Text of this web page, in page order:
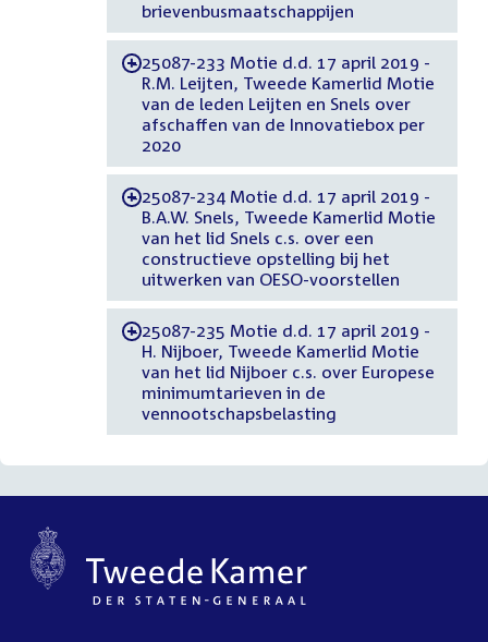
brievenbusmaatschappijen
-25087-233 Motie d.d. 17 april 2019 -
R.M. Leijten, Tweede Kamerlid Motie
van de leden Leijten en Snels over
afschaffen van de Innovatiebox per
2020
-25087-234 Motie d.d. 17 april 2019 -
B.A.W. Snels, Tweede Kamerlid Motie
van het lid Snels c.s. over een
constructieve opstelling bij het
uitwerken van OESO-voorstellen
-25087-235 Motie d.d. 17 april 2019 -
H. Nijboer, Tweede Kamerlid Motie
van het lid Nijboer c.s. over Europese
minimumtarieven in de
vennootschapsbelasting